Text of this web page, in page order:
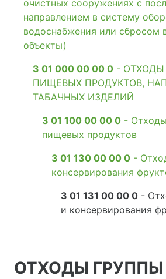
очистных сооружениях с
направлением в систему
водоснабжения или сбросом
объекты)
3 01 000 00 00 0 -
ПИЩЕВЫХ ПРОДУКТОВ,
ТАБАЧНЫХ ИЗДЕЛИЙ
3 01 100 00 00 0 -
пищевых продуктов
3 01 130 00 00 0 -
консервирования
3 01 131 00 00 0 -
и консервирования
ОТХОДЫ ГРУППЫ